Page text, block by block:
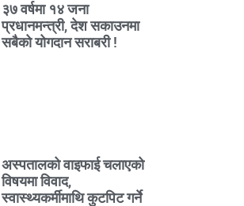
३७ वर्षमा १४ जना
प्रधानमन्त्री, देश सकाउनमा
सबैको योगदान सराबरी !
अस्पतालको वाइफाई चलाएको
विषयमा विवाद,
स्वास्थ्यकर्मीमाथि कुटपिट गर्ने